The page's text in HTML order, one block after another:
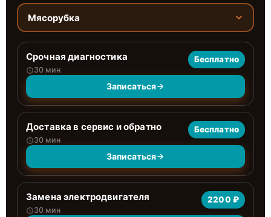
Мясорубка
Срочная диагностика
30 мин
Бесплатно
Записаться
Доставка в сервис и обратно
30 мин
Бесплатно
Записаться
Замена электродвигателя
30 мин
2200 ₽